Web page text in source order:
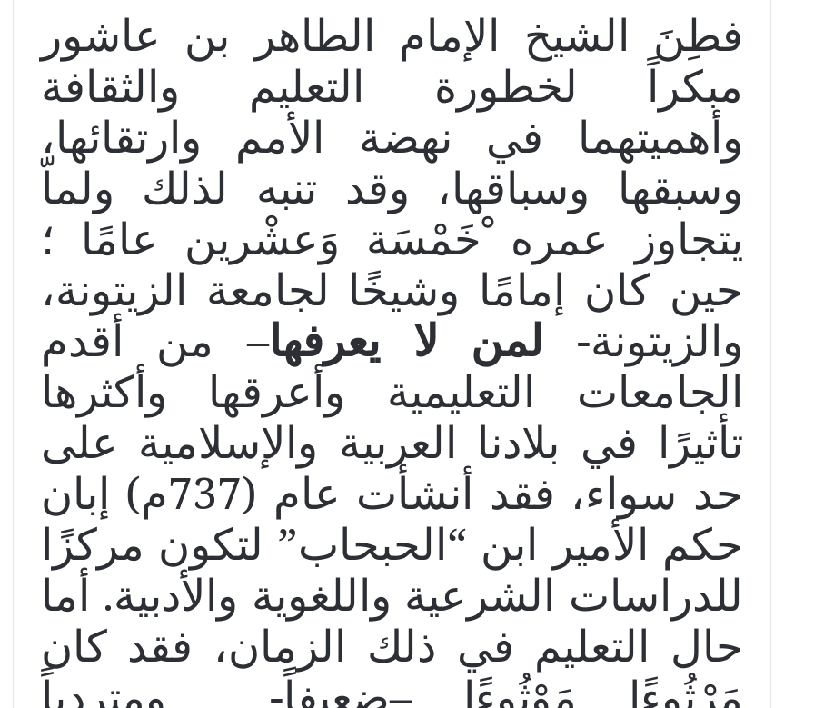
فطِنَ الشيخ الإمام الطاهر بن عاشور
مبكراً لخطورة التعليم والثقافة
وأهميتهما في نهضة الأمم وارتقائها،
وسبقها وسباقها، وقد تنبه لذلك ولماّ
يتجاوز عمره ْخَمْسَة وَعشْرين عامًا ؛
حين كان إمامًا وشيخًا لجامعة الزيتونة،
والزيتونة- لمن لا يعرفها– من أقدم
الجامعات التعليمية وأعرقها وأكثرها
تأثيرًا في بلادنا العربية والإسلامية على
حد سواء، فقد أنشأت عام (737م) إبان
حكم الأمير ابن “الحبحاب” لتكون مركزًا
للدراسات الشرعية واللغوية والأدبية. أما
حال التعليم في ذلك الزمان، فقد كان
مَرْثُوءًا مَوْثُوءًا –ضعيفاً-
ومتردياً